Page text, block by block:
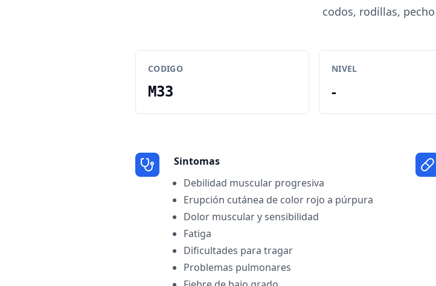
codos, rodillas,
CODIGO
M33
NIVEL
-
Sintomas
Debilidad muscular progresiva
Erupción cutánea de color rojo a púrpura
Dolor muscular y sensibilidad
Fatiga
Dificultades para tragar
Problemas pulmonares